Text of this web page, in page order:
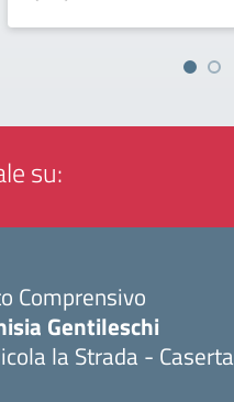
su:
Comprensivo
Gentileschi
la Strada - Caserta